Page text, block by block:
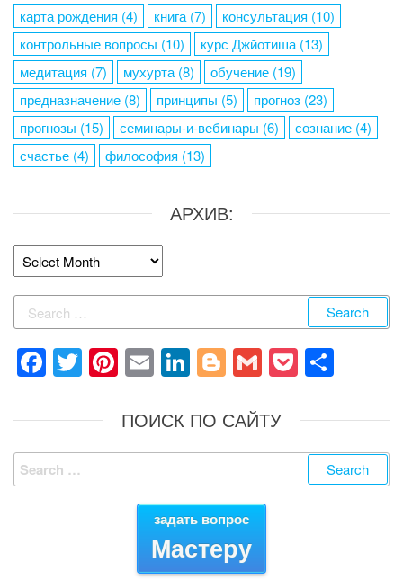
карта рождения (4) книга(7) консультация (10)
контрольные вопросы (10) курс Джйотиша(13)
медитация (7) мухурта(8) обучение (19)
предназначение (8) принципы (5) прогноз (23)
прогнозы (15) семинары-и-вебинары (6) сознание (4)
счастье (4) философия (13)
АРХИВ:
Архив:
Search
for:
F
c
e
b
T
tt
er
Pi
er
e
st
E
ail
Li
k
e
dI
n
Bl
g
g
er
G
ail
P
ck
et
ar
e
ПОИСК ПО САЙТУ
Search
for:
задать вопрос
Мастеру